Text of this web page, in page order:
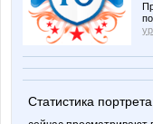
Статистика